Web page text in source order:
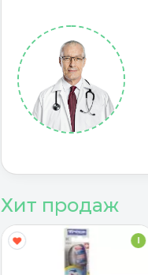
Хит продаж
I